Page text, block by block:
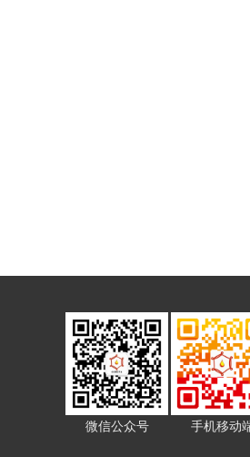
微信公众号 手机移动